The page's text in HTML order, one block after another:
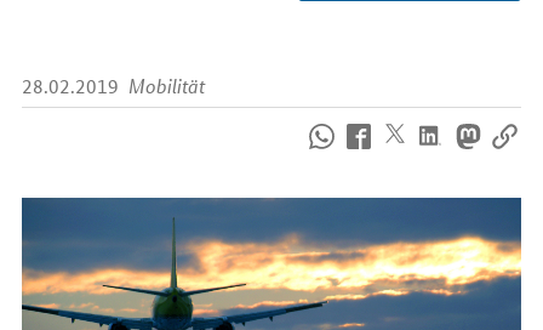
28.02.2019 Mobilität
uns
Internet